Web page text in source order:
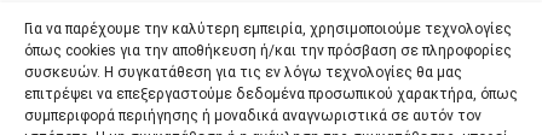
Για να παρέχουμε την καλύτερη εμπειρία, χρησιμοποιούμε τεχνολογίες
όπως cookies για την αποθήκευση ή/και την πρόσβαση σε πληροφορίες
συσκευών. Η συγκατάθεση για τις εν λόγω τεχνολογίες θα μας
επιτρέψει να επεξεργαστούμε δεδομένα προσωπικού χαρακτήρα, όπως
συμπεριφορά περιήγησης ή μοναδικά αναγνωριστικά σε αυτόν τον
Online Platform for Scholarship Candidates
IKY – Transparency
Sitemap